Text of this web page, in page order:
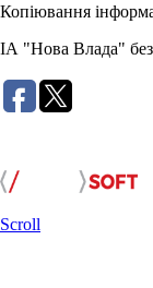
Копіювання
ІА "Нова Влада"
Scroll